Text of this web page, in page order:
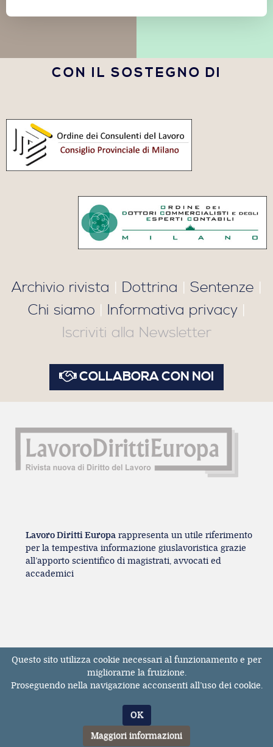
CON IL SOSTEGNO DI
Archivio rivista | Dottrina | Sentenze |
Chi siamo | Informativa privacy|
Iscriviti alla Newsletter
COLLABORA CON NOI
Lavoro Diritti Europa rappresenta un utile riferimento
per la tempestiva informazione giuslavoristica grazie
all’apporto scientifico di magistrati, avvocati ed
accademici
Registrazione Tribunale di Milano n° 131131
dell'11/04/2017
ISSN 2611-3783
© Tutti i diritti riservati. E' vietata la riproduzione,
anche parziale, dei contenuti pubblicati sul sito
LavoroDirittiEuropa.it
Questo sito utilizza cookie necessari al funzionamento e per
migliorarne la fruizione.
Proseguendo nella navigazione acconsenti all’uso dei cookie.
OK
Maggiori informazioni